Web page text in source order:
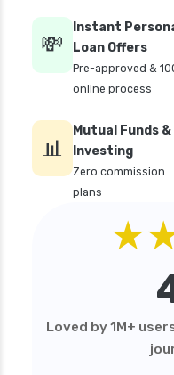
personal loan in
personal loan in
personal loan in
personal loan in
personal loan in
personal loan in
personal loan in
personal loan in
personal loan in
personal loan in
💸
Instant
Loan Offers
Pre-approved &
online process
📊
Mutual Funds &
Investing
Zero commission
plans
Loved by 1M+